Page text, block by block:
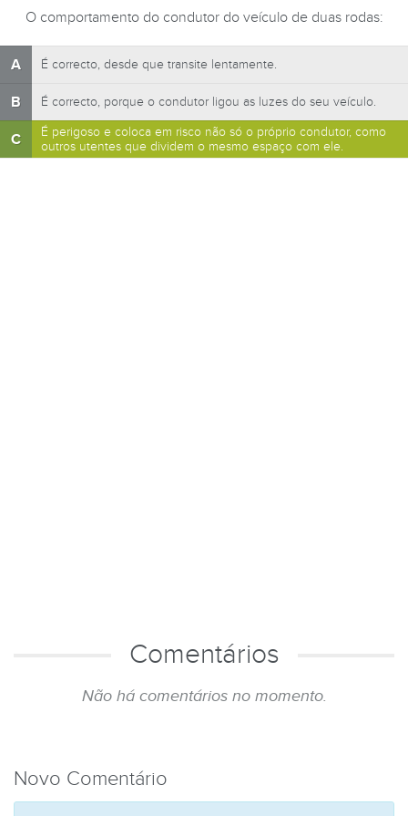
O comportamento do condutor do veículo de duas rodas:
A É correcto, desde que transite lentamente.
B É correcto, porque o condutor ligou as luzes do seu veículo.
C
É perigoso e coloca em risco não só o próprio condutor, como
outros utentes que dividem o mesmo espaço com ele.
Comentários
Não há comentários no momento.
Novo Comentário